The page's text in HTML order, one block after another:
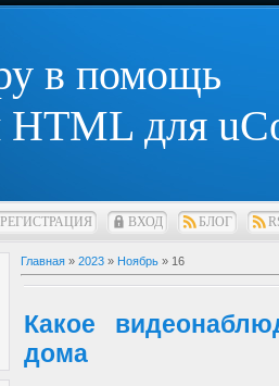
в помощь
для
РЕГИСТРАЦИЯ ВХОД БЛОГ
Главная » 2023 » Ноябрь » 16
Какое
дома